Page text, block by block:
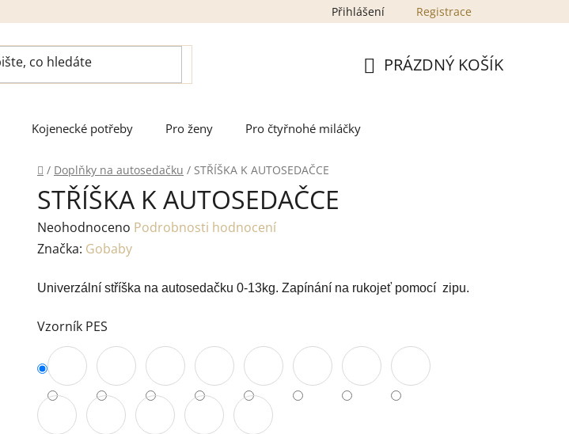
Přihlášení Registrace
PRÁZDNÝ KOŠÍK
Kojenecké potřeby Pro ženy Pro čtyřnohé miláčky
Domů
/ Doplňky na autosedačku / STŘÍŠKA K AUTOSEDAČCE
STŘÍŠKA K AUTOSEDAČCE
Průměrné
hodnocení
je
z
hvězdiček.
Neohodnoceno Podrobnosti hodnocení
Značka: Gobaby
Univerzální stříška na autosedačku 0-13kg. Zapínání na rukojeť pomocí zipu.
Vzorník PES